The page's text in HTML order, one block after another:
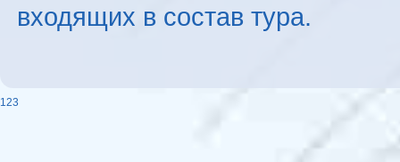
входящих в состав тура.
123